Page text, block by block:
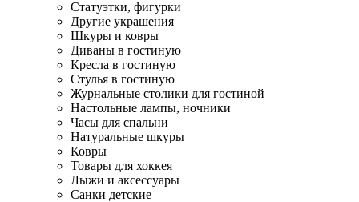
Статуэтки, фигурки
Другие украшения
Шкуры и ковры
Диваны в гостиную
Кресла в гостиную
Стулья в гостиную
Журнальные столики для гостиной
Настольные лампы, ночники
Часы для спальни
Натуральные шкуры
Ковры
Товары для хоккея
Лыжи и аксессуары
Санки детские